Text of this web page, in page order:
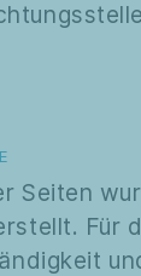
Seiten
Für